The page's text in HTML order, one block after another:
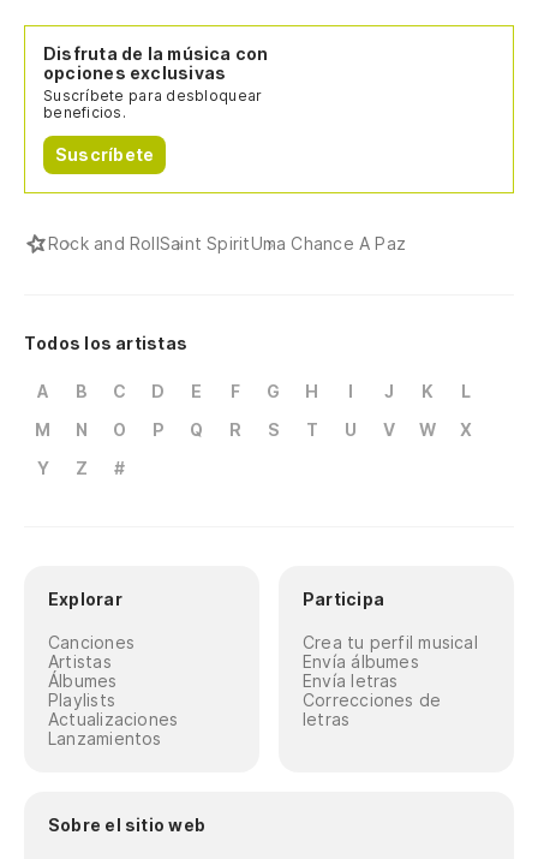
Disfruta de la música con
opciones exclusivas
Suscríbete para desbloquear
beneficios.
Suscríbete
Rock and RollSaint SpiritUma Chance A Paz
Todos los artistas
A B C D E F G H I J K
L
M
N O P Q R S T U V W
X
Y
Z #
Explorar
Canciones
Artistas
Álbumes
Playlists
Actualizaciones
Lanzamientos
Participa
Crea tu perfil musical
Envía álbumes
Envía letras
Correcciones de
letras
Sobre el sitio web